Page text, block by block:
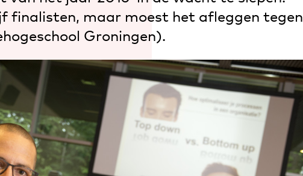
finalisten, maar moest het afleggen tegen
Groningen).